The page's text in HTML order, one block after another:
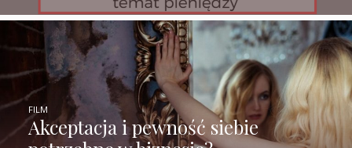
Akceptacja i pewność siebie
FILM